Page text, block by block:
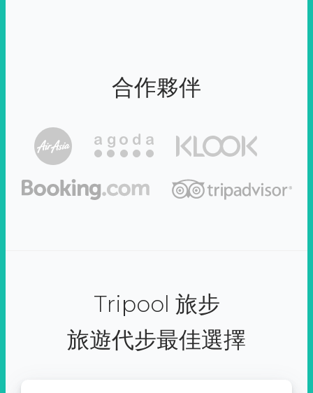
合作夥伴
Tripool 旅步
旅遊代步最佳選擇